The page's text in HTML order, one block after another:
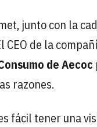
junto con la
de la
de Aecoc
razones.
fácil tener una